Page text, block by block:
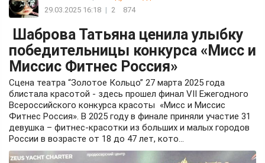
29.03.2025 16:18 | 2 874
Шаброва Татьяна ценила улыбку
победительницы конкурса «Мисс и
Миссис Фитнес Россия»
Сцена театра “Золотое Кольцо” 27 марта 2025 года
блистала красотой - здесь прошел финал VII Ежегодного
Всероссийского конкурса красоты «Мисс и Миссис
Фитнес Россия». В 2025 году в финале приняли участие 31
девушка – фитнес-красотки из больших и малых городов
России в возрасте от 18 до 47 лет, кото...